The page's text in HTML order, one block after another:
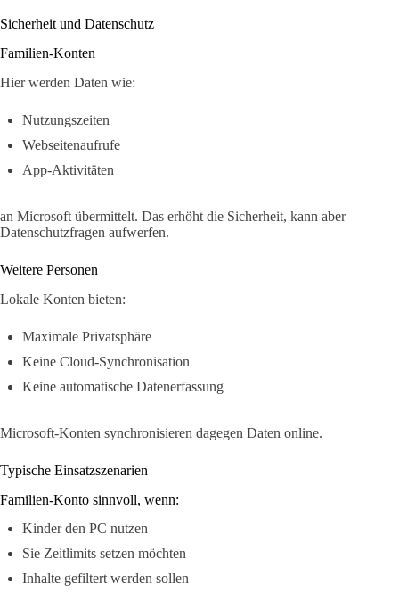
Sicherheit und Datenschutz
Familien-Konten
Hier werden Daten wie:
Nutzungszeiten
Webseitenaufrufe
App-Aktivitäten
an Microsoft übermittelt. Das erhöht die Sicherheit, kann aber
Datenschutzfragen aufwerfen.
Weitere Personen
Lokale Konten bieten:
Maximale Privatsphäre
Keine Cloud-Synchronisation
Keine automatische Datenerfassung
Microsoft-Konten synchronisieren dagegen Daten online.
Typische Einsatzszenarien
Familien-Konto sinnvoll, wenn:
Kinder den PC nutzen
Sie Zeitlimits setzen möchten
Inhalte gefiltert werden sollen